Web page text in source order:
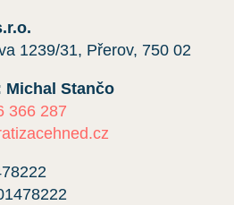
1239/31, Přerov, 750 02
Michal Stančo
366 287